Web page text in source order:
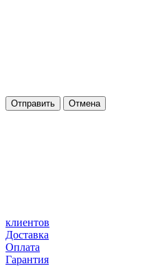
Отправить Отмена
клиентов
Доставка
Оплата
Гарантия